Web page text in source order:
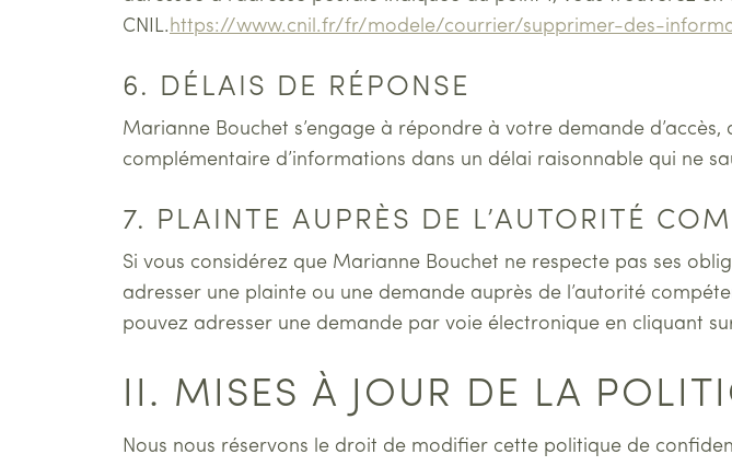
CNIL.https://www.cnil.fr/fr/modele/courrier/supprimer-des-
6. DÉLAIS DE RÉPONSE
Marianne Bouchet s’engage à répondre à votre demande
complémentaire d’informations dans un délai raisonnable qui ne
7. PLAINTE AUPRÈS DE L’AUTORITÉ
Si vous considérez que Marianne Bouchet ne respecte pas ses
adresser une plainte ou une demande auprès de l’autorité
pouvez adresser une demande par voie électronique en cliquant
II. MISES À JOUR DE LA
Nous nous réservons le droit de modifier cette politique de